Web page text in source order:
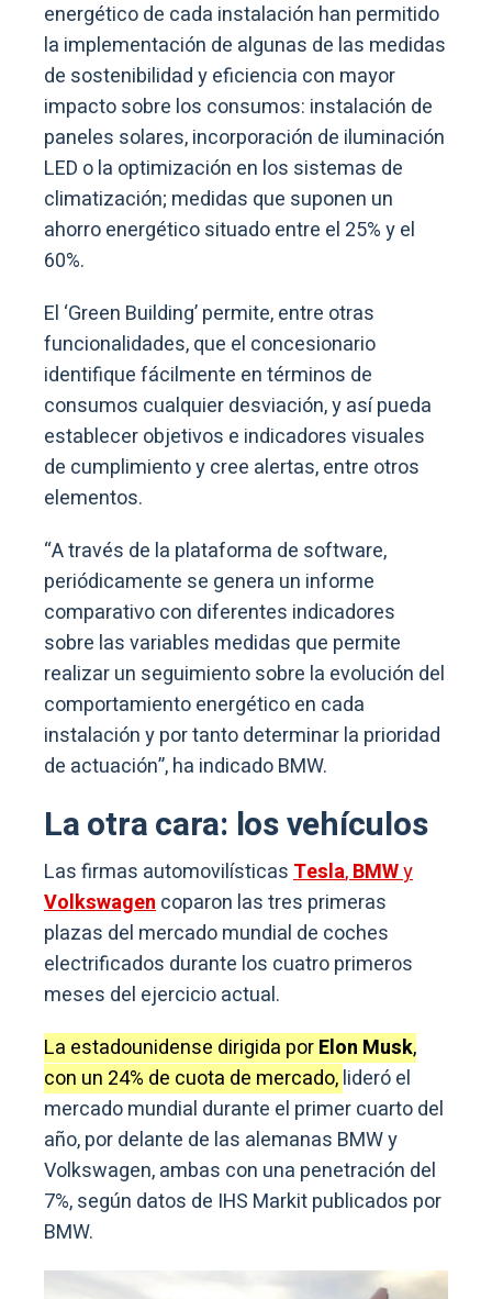
energético de cada instalación han permitido
la implementación de algunas de las medidas
de sostenibilidad y eficiencia con mayor
impacto sobre los consumos: instalación de
paneles solares, incorporación de iluminación
LED o la optimización en los sistemas de
climatización; medidas que suponen un
ahorro energético situado entre el 25% y el
60%.
El ‘Green Building’ permite, entre otras
funcionalidades, que el concesionario
identifique fácilmente en términos de
consumos cualquier desviación, y así pueda
establecer objetivos e indicadores visuales
de cumplimiento y cree alertas, entre otros
elementos.
“A través de la plataforma de software,
periódicamente se genera un informe
comparativo con diferentes indicadores
sobre las variables medidas que permite
realizar un seguimiento sobre la evolución del
comportamiento energético en cada
instalación y por tanto determinar la prioridad
de actuación”, ha indicado BMW.
La otra cara: los vehículos
Las firmas automovilísticasTesla,BMWy
Volkswagencoparon las tres primeras
plazas del mercado mundial de coches
electrificados durante los cuatro primeros
meses del ejercicio actual.
La estadounidense dirigida porElon Musk,
con un 24% de cuota de mercado,lideró el
mercado mundial durante el primer cuarto del
año, por delante de las alemanas BMW y
Volkswagen, ambas con una penetración del
7%, según datos de IHS Markit publicados por
BMW.